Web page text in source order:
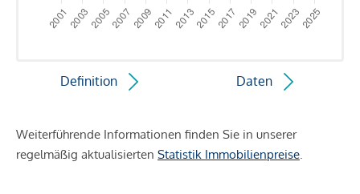
Definition Daten
Weiterführende Informationen finden Sie in unserer
regelmäßig aktualisierten Statistik Immobilienpreise